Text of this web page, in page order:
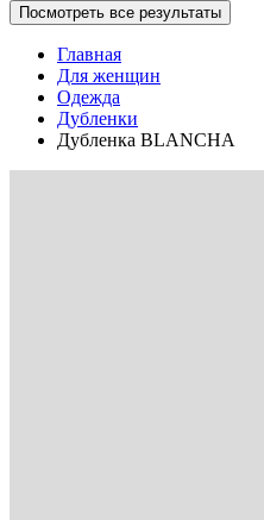
Посмотреть все результаты
Главная
Для женщин
Одежда
Дубленки
Дубленка BLANCHA